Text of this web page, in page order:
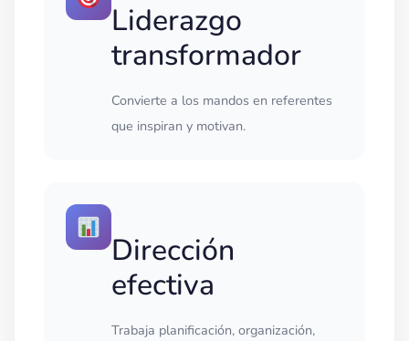
Liderazgo
transformador
Convierte a los mandos en referentes
que inspiran y motivan.
Dirección
efectiva
Trabaja planificación, organización,